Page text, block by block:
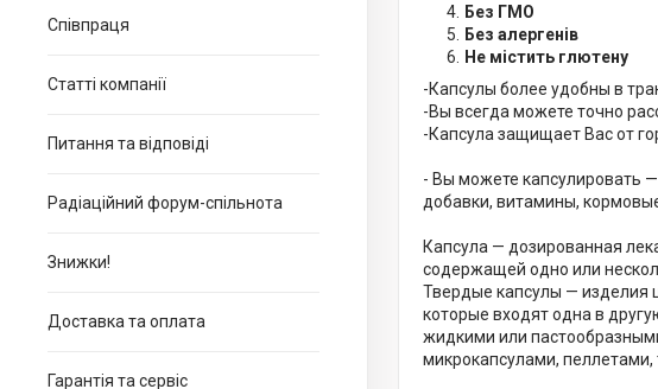
Співпраця
Статті компанії
Питання та відповіді
Радіаційний форум-спільнота
Знижки!
Доставка та оплата
Гарантія та сервіс
Без ГМО
Без алергенів
Не містить глютену
-Капсулы более удобны в
-Вы всегда можете точно
-Капсула защищает Вас от
- Вы можете капсулировать
добавки, витамины,
Капсула — дозированная
содержащей одно или
Твердые капсулы — изделия
которые входят одна в
жидкими или
микрокапсулами, пеллетами,